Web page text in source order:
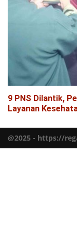
9 PNS Dilantik,
Layanan
@2025 - https://